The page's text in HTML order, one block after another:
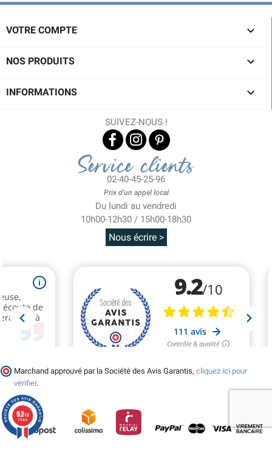
VOTRE COMPTE 
NOS PRODUITS 
INFORMATIONS 
SUIVEZ-NOUS !
Service clients
02-40-45-25-96
Prix d'un appel local
Du lundi au vendredi
10h00-12h30 / 15h00-18h30
Nous écrire >
Marchand approuvé par la Société des Avis Garantis, cliquez ici pour
vérifier.
9.2/10
111 avis